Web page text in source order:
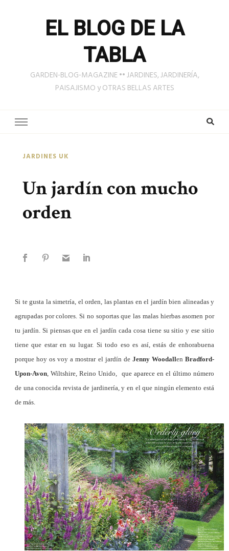
EL BLOG DE LA
TABLA
GARDEN-BLOG-MAGAZINE •• JARDINES, JARDINERÍA,
PAISAJISMO y OTRAS BELLAS ARTES
JARDINES UK
Un jardín con mucho
orden
Si te gusta la simetría, el orden, las plantas en el jardín bien alineadas y
agrupadas por colores. Si no soportas que las malas hierbas asomen por
tu jardín. Si piensas que en el jardín cada cosa tiene su sitio y ese sitio
tiene que estar en su lugar. Si todo eso es así, estás de enhorabuena
porque hoy os voy a mostrar el jardín de Jenny WoodallenBradford-
Upon-Avon, Wiltshire, Reino Unido, que aparece en el último número
de una conocida revista de jardinería, y en el que ningún elemento está
de más.